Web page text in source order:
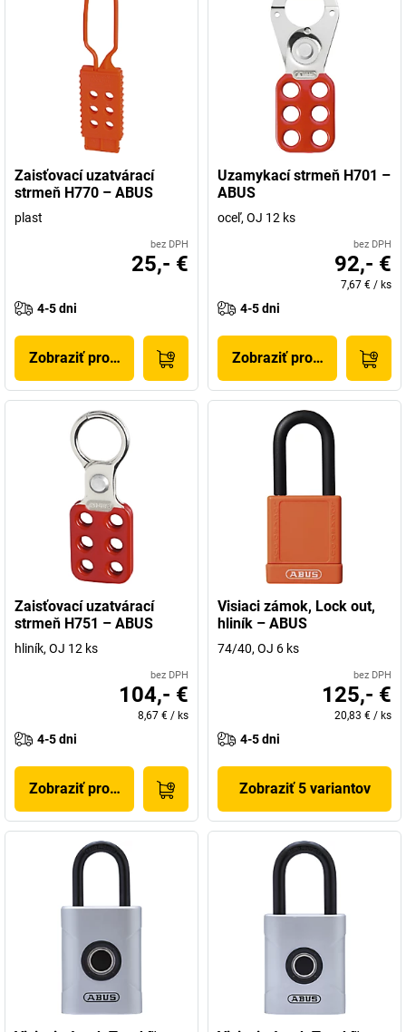
Zaisťovací uzatvárací
strmeň H770 – ABUS
plast
bez DPH
25,- €
4-5 dni
Zobraziť produkt
Uzamykací strmeň H701 –
ABUS
oceľ, OJ 12 ks
bez DPH
92,- €
7,67 € / ks
4-5 dni
Zobraziť produkt
Zaisťovací uzatvárací
strmeň H751 – ABUS
hliník, OJ 12 ks
bez DPH
104,- €
8,67 € / ks
4-5 dni
Zobraziť produkt
Visiaci zámok, Lock out,
hliník – ABUS
74/40, OJ 6 ks
bez DPH
125,- €
20,83 € / ks
4-5 dni
Zobraziť 5 variantov